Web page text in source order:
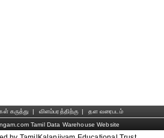
கருத்து | விளம்பரத்திற்கு |
தள வரைபடம்
Tamil Data Warehouse Website